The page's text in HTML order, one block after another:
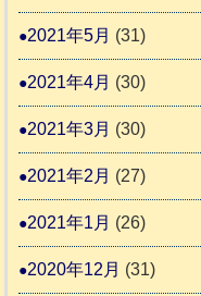
2021年5月 (31)
2021年4月 (30)
2021年3月 (30)
2021年2月 (27)
2021年1月 (26)
2020年12月 (31)